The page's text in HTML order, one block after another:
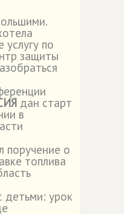
услугу по
защиты
дан старт
в
поручение о
топлива
детьми: урок